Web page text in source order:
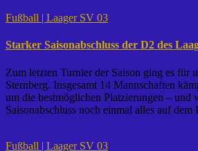
Fußball | Laager SV 03
Starker Saisonabschluss der D2 des
Zum letzten Turnier der Saison ging es für
Sternberg. Insgesamt 14 Mannschaften
um die bestmöglichen Platzierungen – und
Saisonabschluss noch einmal alles auf dem
Fußball | Laager SV 03